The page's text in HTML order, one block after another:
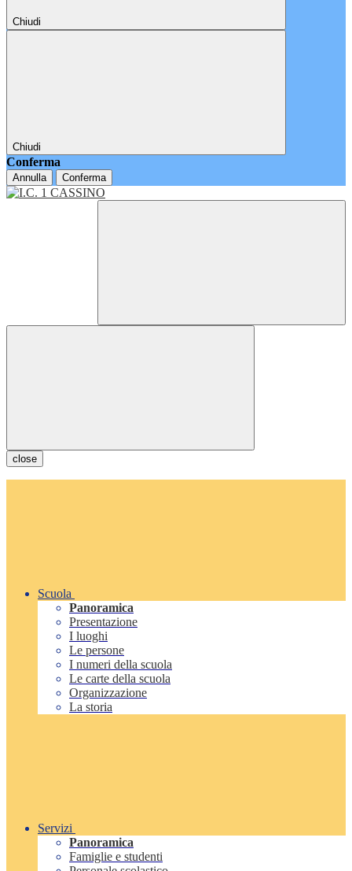
Chiudi
Chiudi
Conferma
Annulla Conferma
close
Scuola
Panoramica
Presentazione
I luoghi
Le persone
I numeri della scuola
Le carte della scuola
Organizzazione
La storia
Servizi
Panoramica
Famiglie e studenti